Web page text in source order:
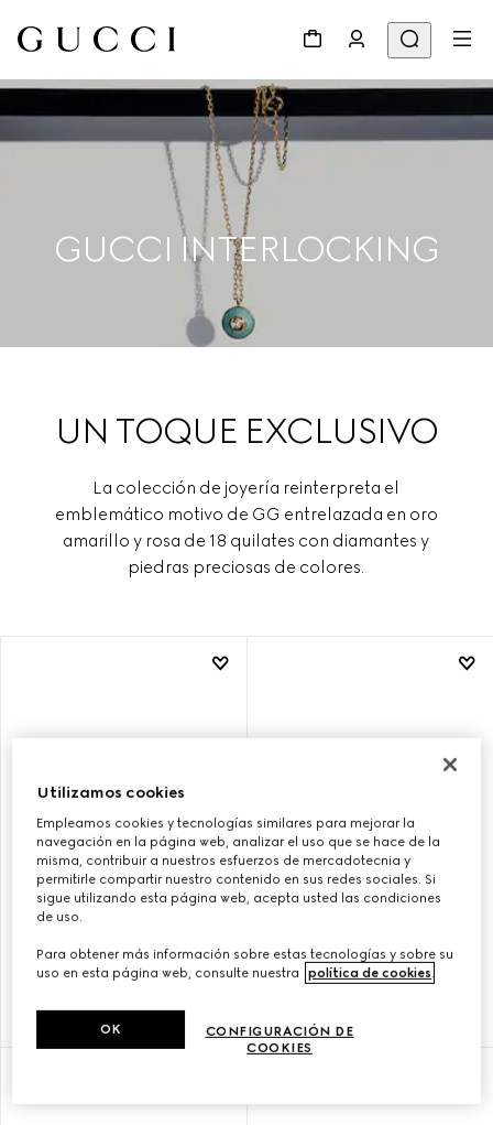
GUCCI INTERLOCKING
UN TOQUE EXCLUSIVO
La colección de joyería reinterpreta el
emblemático motivo de GG entrelazada en oro
amarillo y rosa de 18 quilates con diamantes y
piedras preciosas de colores.
INTERLOCKING DE 18 CT
CON COLGANTE
KR 23.150
INTERLOCKING DE 18 CT
KR 22.050
Utilizamos cookies
Empleamos cookies y tecnologías similares para mejorar la
navegación en la página web, analizar el uso que se hace de la
misma, contribuir a nuestros esfuerzos de mercadotecnia y
permitirle compartir nuestro contenido en sus redes sociales. Si
sigue utilizando esta página web, acepta usted las condiciones
de uso.
Para obtener más información sobre estas tecnologías y sobre su
uso en esta página web, consulte nuestra
política de cookies
CONFIGURACIÓN DE
COOKIES
OK